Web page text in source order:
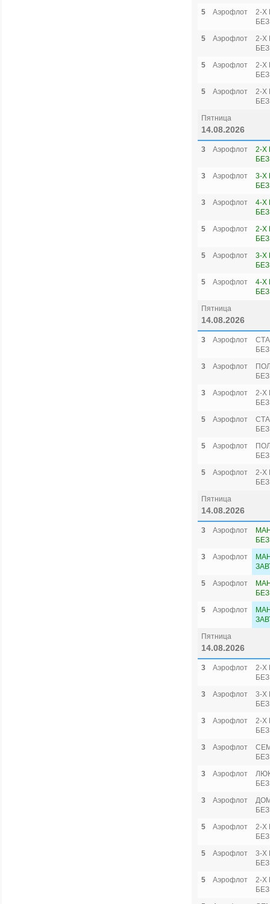
5
Аэрофлот
2-Х
5
Аэрофлот
2-Х
5
Аэрофлот
2-Х
5
Аэрофлот
2-Х
Пятница
14.08.2026
3 Аэрофлот
2-Х
3
Аэрофлот
3-Х
3
Аэрофлот
4-Х
5
Аэрофлот
2-Х
5
Аэрофлот
3-Х
5
Аэрофлот
4-Х
Пятница
14.08.2026
3 Аэрофлот
3
Аэрофлот
3
Аэрофлот
2-Х
5
Аэрофлот
5
Аэрофлот
5
Аэрофлот
2-Х
Пятница
14.08.2026
3 Аэрофлот
3
Аэрофлот
5
Аэрофлот
5
Аэрофлот
Пятница
14.08.2026
3 Аэрофлот
2-Х
3
Аэрофлот
3-Х
3
Аэрофлот
2-Х
3
Аэрофлот
3
Аэрофлот
3
Аэрофлот
5
Аэрофлот
2-Х
5
Аэрофлот
3-Х
5
Аэрофлот
2-Х